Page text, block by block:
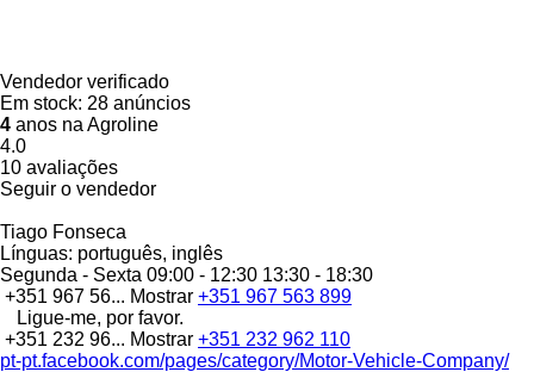
Vendedor verificado
Em stock: 28 anúncios
4 anos na Agroline
4.0
10 avaliações
Seguir o vendedor
Tiago Fonseca
Línguas: português, inglês
Segunda - Sexta 09:00 - 12:30 13:30 - 18:30
+351 967 56... Mostrar +351 967 563 899
Ligue-me, por favor.
+351 232 96... Mostrar +351 232 962 110
pt-pt.facebook.com/pages/category/Motor-Vehicle-Company/